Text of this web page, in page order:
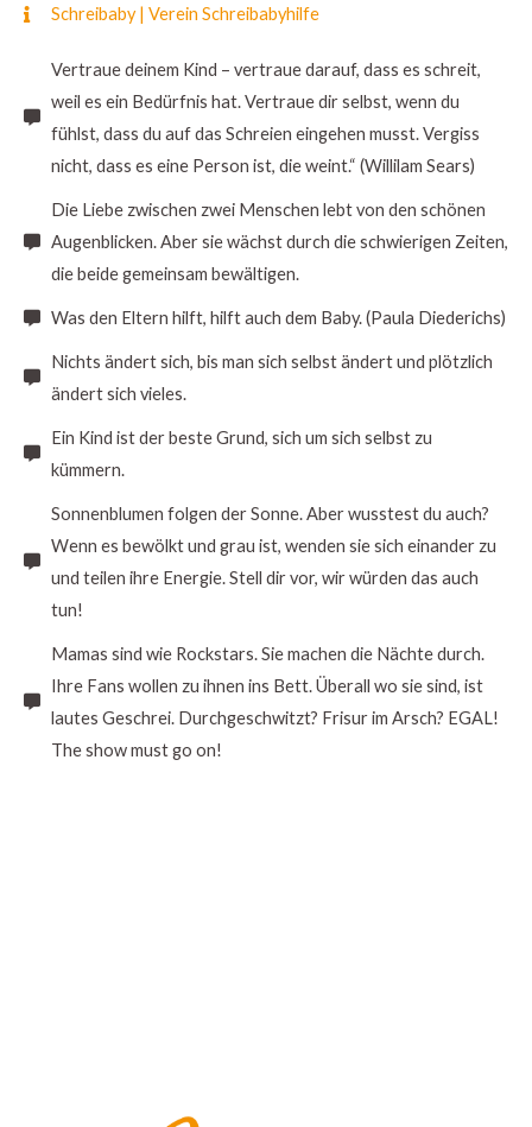
Schreibaby | Verein Schreibabyhilfe
Vertraue deinem Kind – vertraue darauf, dass es schreit,
weil es ein Bedürfnis hat. Vertraue dir selbst, wenn du
fühlst, dass du auf das Schreien eingehen musst. Vergiss
nicht, dass es eine Person ist, die weint.“ (Willilam Sears)
Die Liebe zwischen zwei Menschen lebt von den schönen
Augenblicken. Aber sie wächst durch die schwierigen Zeiten,
die beide gemeinsam bewältigen.
Was den Eltern hilft, hilft auch dem Baby. (Paula Diederichs)
Nichts ändert sich, bis man sich selbst ändert und plötzlich
ändert sich vieles.
Ein Kind ist der beste Grund, sich um sich selbst zu
kümmern.
Sonnenblumen folgen der Sonne. Aber wusstest du auch?
Wenn es bewölkt und grau ist, wenden sie sich einander zu
und teilen ihre Energie. Stell dir vor, wir würden das auch
tun!
Mamas sind wie Rockstars. Sie machen die Nächte durch.
Ihre Fans wollen zu ihnen ins Bett. Überall wo sie sind, ist
lautes Geschrei. Durchgeschwitzt? Frisur im Arsch? EGAL!
The show must go on!